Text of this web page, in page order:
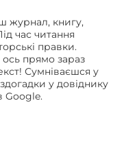
журнал, книгу,
час читання
правки.
ось прямо зараз
Сумніваєшся у
у довіднику
Google.